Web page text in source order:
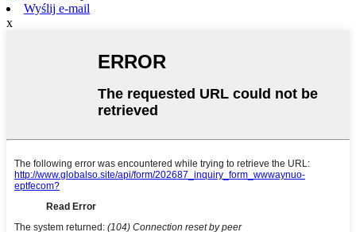
Wyślij e-mail
x